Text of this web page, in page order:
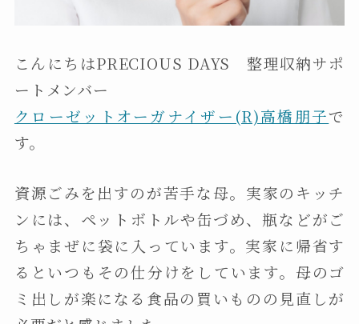
こんにちはPRECIOUS DAYS 整理収納サポ
ートメンバー
クローゼットオーガナイザー(R)高橋朋子で
す。
資源ごみを出すのが苦手な母。実家のキッチ
ンには、ペットボトルや缶づめ、瓶などがご
ちゃまぜに袋に入っています。実家に帰省す
るといつもその仕分けをしています。母のゴ
ミ出しが楽になる食品の買いものの見直しが